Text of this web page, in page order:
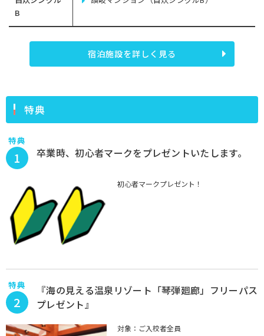
B
宿泊施設を詳しく見る
特典
特典
1 卒業時、初心者マークをプレゼントいたします。
初心者マークプレゼント！
特典
2
『海の見える温泉リゾート「琴弾廻廊」フリーパス
プレゼント』
対象：ご入校者全員